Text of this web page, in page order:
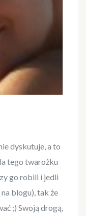
dyskutuje, a to
tego twarożku
go robili i jedli
blogu), tak że
;) Swoją drogą,